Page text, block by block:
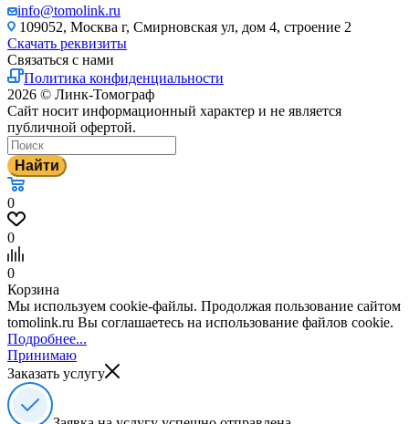
info@tomolink.ru
109052, Москва г, Смирновская ул, дом 4, строение 2
Скачать реквизиты
Связаться с нами
Политика конфиденциальности
2026 © Линк-Томограф
Сайт носит информационный характер и не является
публичной офертой.
Найти
0
0
0
Корзина
Мы используем cookie-файлы. Продолжая пользование сайтом
tomolink.ru Вы соглашаетесь на использование файлов cookie.
Подробнее...
Принимаю
Заказать услугу